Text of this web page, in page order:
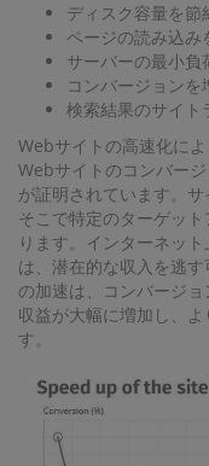
ディスク容量を節
ページの読み込み
サーバーの最小負
コンバージョンを
検索結果のサイト
Webサイトの高速化に
Webサイトのコンバー
が証明されています。サ
そこで特定のターゲッ
ります。インターネッ
は、潜在的な収入を逃
の加速は、コンバージ
収益が大幅に増加し、
す。